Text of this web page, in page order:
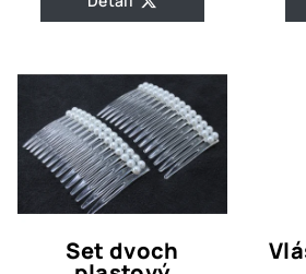
Set dvoch